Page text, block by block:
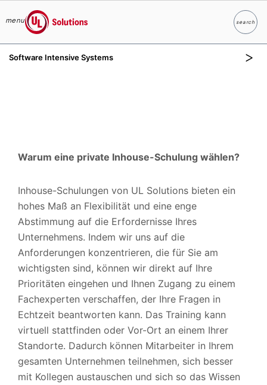
menu
UL Solutions
search
Suche
Software Intensive Systems
Warum eine private Inhouse-Schulung wählen?
Inhouse-Schulungen von UL Solutions bieten ein
hohes Maß an Flexibilität und eine enge
Abstimmung auf die Erfordernisse Ihres
Unternehmens. Indem wir uns auf die
Anforderungen konzentrieren, die für Sie am
wichtigsten sind, können wir direkt auf Ihre
Prioritäten eingehen und Ihnen Zugang zu einem
Fachexperten verschaffen, der Ihre Fragen in
Echtzeit beantworten kann. Das Training kann
virtuell stattfinden oder Vor-Ort an einem Ihrer
Standorte. Dadurch können Mitarbeiter in Ihrem
gesamten Unternehmen teilnehmen, sich besser
mit Kollegen austauschen und sich so das Wissen